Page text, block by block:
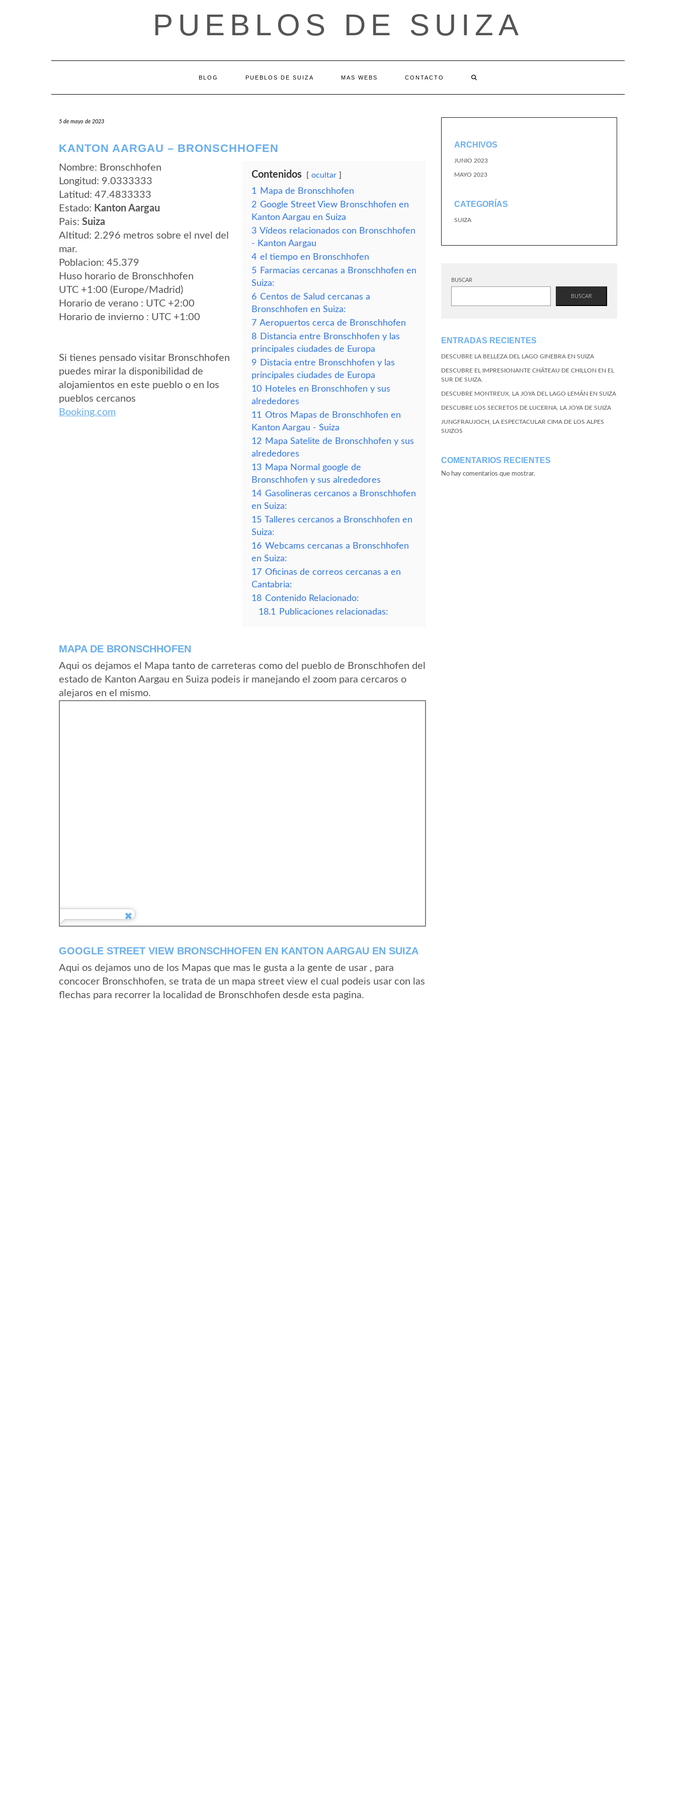
PUEBLOS DE SUIZA
BLOG PUEBLOS DE SUIZA MAS WEBS CONTACTO
5 de mayo de 2023
KANTON AARGAU – BRONSCHHOFEN
Nombre: Bronschhofen
Longitud: 9.0333333
Latitud: 47.4833333
Estado: Kanton Aargau
Pais: Suiza
Altitud: 2.296 metros sobre el nvel del
mar.
Poblacion: 45.379
Huso horario de Bronschhofen
UTC +1:00 (Europe/Madrid)
Horario de verano : UTC +2:00
Horario de invierno : UTC +1:00
Si tienes pensado visitar Bronschhofen
puedes mirar la disponibilidad de
alojamientos en este pueblo o en los
pueblos cercanos
Booking.com
Contenidos ocultar
1
Mapa de Bronschhofen
2 Google Street View Bronschhofen en
Kanton Aargau en Suiza
3 Vídeos relacionados con Bronschhofen
- Kanton Aargau
4 el tiempo en Bronschhofen
5 Farmacias cercanas a Bronschhofen en
Suiza:
6 Centos de Salud cercanas a
Bronschhofen en Suiza:
7 Aeropuertos cerca de Bronschhofen
8 Distancia entre Bronschhofen y las
principales ciudades de Europa
9 Distacia entre Bronschhofen y las
principales ciudades de Europa
10 Hoteles en Bronschhofen y sus
alrededores
11 Otros Mapas de Bronschhofen en
Kanton Aargau - Suiza
12 Mapa Satelite de Bronschhofen y sus
alrededores
13 Mapa Normal google de
Bronschhofen y sus alrededores
14 Gasolineras cercanos a Bronschhofen
en Suiza:
15 Talleres cercanos a Bronschhofen en
Suiza:
16 Webcams cercanas a Bronschhofen
en Suiza:
17 Oficinas de correos cercanas a en
Cantabria:
18 Contenido Relacionado:
18.1
Publicaciones relacionadas:
MAPA DE BRONSCHHOFEN
Aqui os dejamos el Mapa tanto de carreteras como del pueblo de Bronschhofen del
estado de Kanton Aargau en Suiza podeis ir manejando el zoom para cercaros o
alejaros en el mismo.
GOOGLE STREET VIEW BRONSCHHOFEN EN KANTON AARGAU EN SUIZA
Aqui os dejamos uno de los Mapas que mas le gusta a la gente de usar , para
concocer Bronschhofen, se trata de un mapa street view el cual podeis usar con las
flechas para recorrer la localidad de Bronschhofen desde esta pagina.
ARCHIVOS
JUNIO 2023
MAYO 2023
CATEGORÍAS
SUIZA
BUSCAR
BUSCAR
ENTRADAS RECIENTES
DESCUBRE LA BELLEZA DEL LAGO GINEBRA EN SUIZA
DESCUBRE EL IMPRESIONANTE CHÂTEAU DE CHILLON EN EL
SUR DE SUIZA.
DESCUBRE MONTREUX, LA JOYA DEL LAGO LEMÁN EN SUIZA
DESCUBRE LOS SECRETOS DE LUCERNA, LA JOYA DE SUIZA
JUNGFRAUJOCH, LA ESPECTACULAR CIMA DE LOS ALPES
SUIZOS
COMENTARIOS RECIENTES
No hay comentarios que mostrar.